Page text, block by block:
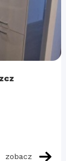
zobacz